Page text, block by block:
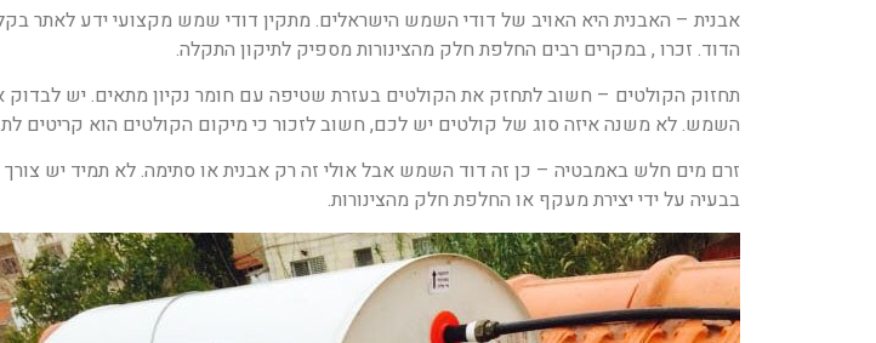
אבנית – האבנית היא האויב של דודי השמש הישראלים. מתקין דודי שמש מקצועי ידע לאתר
הדוד. זכרו , במקרים רבים החלפת חלק מהצינורות מספיק לתיקון התקלה.
תחזוק הקולטים – חשוב לתחזק את הקולטים בעזרת שטיפה עם חומר נקיון מתאים. יש
השמש. לא משנה איזה סוג של קולטים יש לכם, חשוב לזכור כי מיקום הקולטים הוא קריטים
זרם מים חלש באמבטיה – כן זה דוד השמש אבל אולי זה רק אבנית או סתימה. לא תמיד יש
בבעיה על ידי יצירת מעקף או החלפת חלק מהצינורות.